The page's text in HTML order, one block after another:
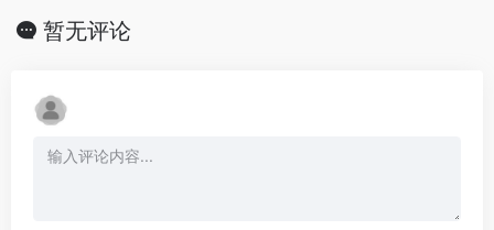
暂无评论